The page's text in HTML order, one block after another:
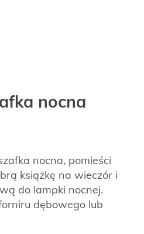
nocna
nocna, pomieści
książkę na wieczór i
do lampki nocnej.
dębowego lub